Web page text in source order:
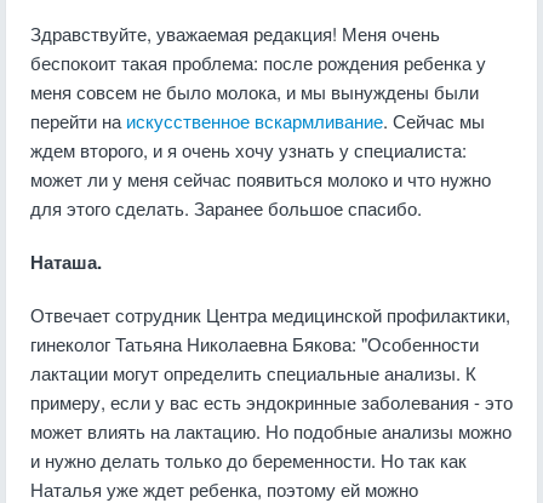
Здравствуйте, уважаемая редакция! Меня очень
беспокоит такая проблема: после рождения ребенка у
меня совсем не было молока, и мы вынуждены были
перейти на искусственное вскармливание. Сейчас мы
ждем второго, и я очень хочу узнать у специалиста:
может ли у меня сейчас появиться молоко и что нужно
для этого сделать. Заранее большое спасибо.
Наташа.
Отвечает сотрудник Центра медицинской профилактики,
гинеколог Татьяна Николаевна Бякова: "Особенности
лактации могут определить специальные анализы. К
примеру, если у вас есть эндокринные заболевания - это
может влиять на лактацию. Но подобные анализы можно
и нужно делать только до беременности. Но так как
Наталья уже ждет ребенка, поэтому ей можно